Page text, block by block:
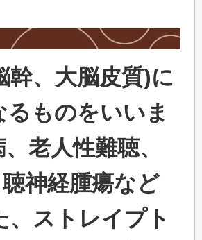
幹、大脳皮質)に
ものをいいま
老人性難聴、
神経腫瘍など
ストレイプト